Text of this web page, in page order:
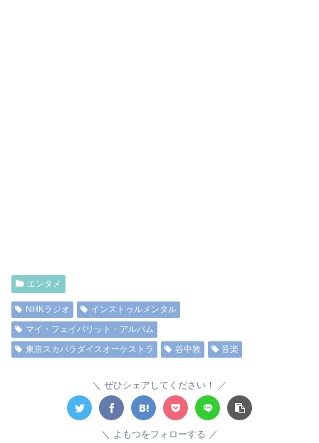
エンタメ
NHKラジオ
インストゥルメンタル
マイ・フェイバリット・アルバム
東京スカパラダイスオーケストラ
谷中敦 音楽
ぜひシェアしてください！
よもつをフォローする